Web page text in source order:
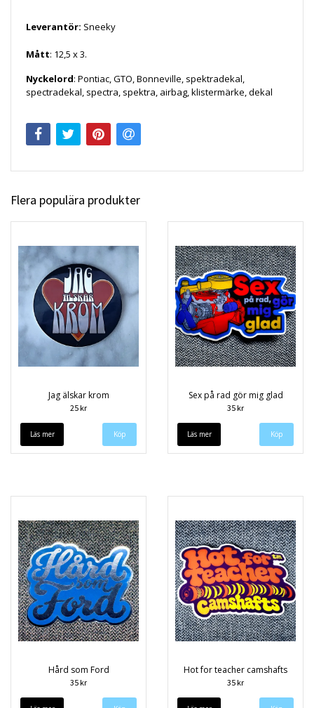
Leverantör: Sneeky
Mått: 12,5 x 3.
Nyckelord: Pontiac, GTO, Bonneville, spektradekal,
spectradekal, spectra, spektra, airbag, klistermärke, dekal
Flera populära produkter
Jag älskar krom
25 kr
Läs mer
Sex på rad gör mig glad
35 kr
Läs mer
Hård som Ford
35 kr
Hot for teacher camshafts
35 kr